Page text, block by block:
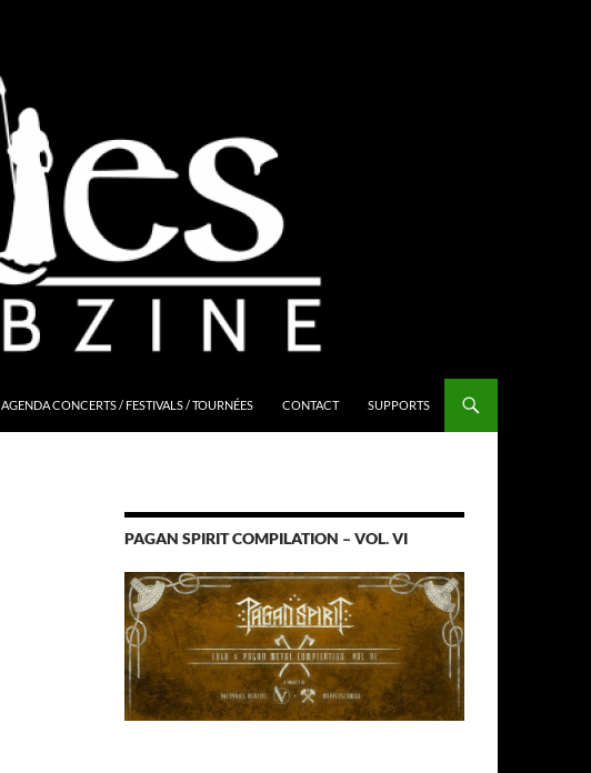
AGENDA CONCERTS / FESTIVALS / TOURNÉES CONTACT SUPPORTS
PAGAN SPIRIT COMPILATION – VOL. VI